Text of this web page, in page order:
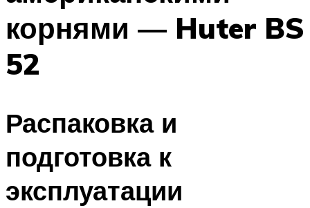
корнями — Huter BS
52
Распаковка и
подготовка к
эксплуатации